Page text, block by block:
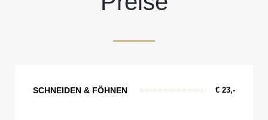
SCHNEIDEN & FÖHNEN € 23,-